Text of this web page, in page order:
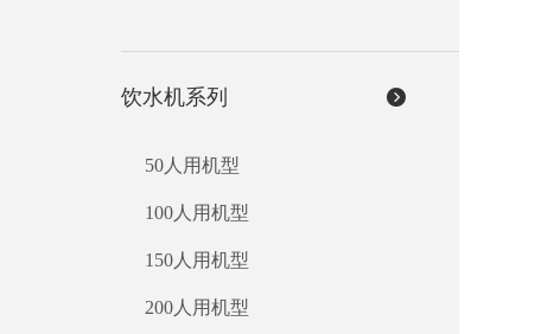
饮水机系列
50人用机型
100人用机型
150人用机型
200人用机型